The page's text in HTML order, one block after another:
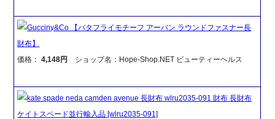
Gucciny&Co 【バタフライモチーフ アーバン ラウンドファスナー長
財布】
価格：4,148円 ショップ名：Hope-Shop.NET ビューティーヘルス
kate spade neda camden avenue 長財布 wlru2035-091 財布 長財布
ケイトスペード並行輸入品 [wlru2035-091]